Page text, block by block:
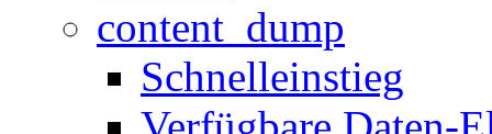
content_dump
Schnelleinstieg